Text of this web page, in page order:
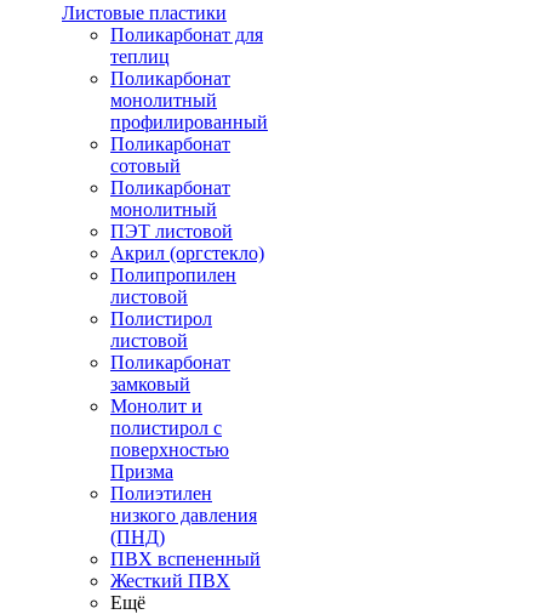
Листовые пластики
Поликарбонат для
теплиц
Поликарбонат
монолитный
профилированный
Поликарбонат
сотовый
Поликарбонат
монолитный
ПЭТ листовой
Акрил (оргстекло)
Полипропилен
листовой
Полистирол
листовой
Поликарбонат
замковый
Монолит и
полистирол с
поверхностью
Призма
Полиэтилен
низкого давления
(ПНД)
ПВХ вспененный
Жесткий ПВХ
Ещё